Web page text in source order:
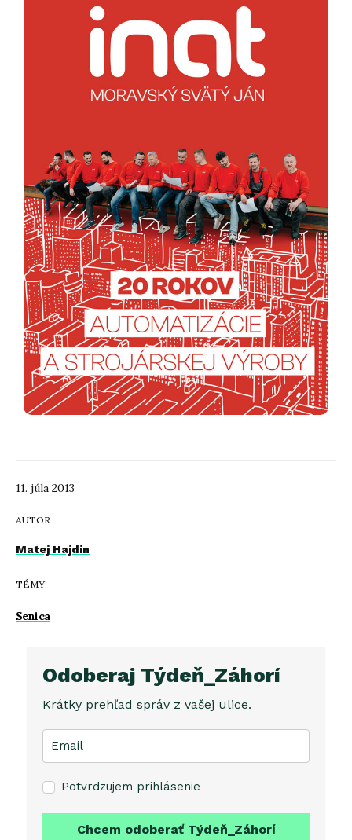
11. júla 2013
AUTOR
Matej Hajdin
TÉMY
Senica
Odoberaj Týdeň_Záhorí
Krátky prehľad správ z vašej ulice.
Potvrdzujem prihlásenie
Chcem odoberať Týdeň_Záhorí